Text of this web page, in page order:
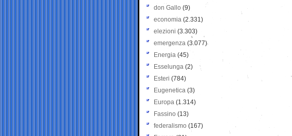
don Gallo (9)
economia (2.331)
elezioni (3.303)
emergenza (3.077)
Energia (45)
Esselunga (2)
Esteri (784)
Eugenetica (3)
Europa (1.314)
Fassino (13)
federalismo (167)